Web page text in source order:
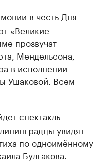
в честь Дня
«Великие
прозвучат
Мендельсона,
в исполнении
Ушаковой. Всем
спектакль
увидят
по одноимённому
Булгакова.